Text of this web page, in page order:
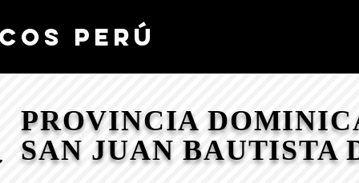
PERÚ
PROVINCIA
SAN JUAN BAUTISTA